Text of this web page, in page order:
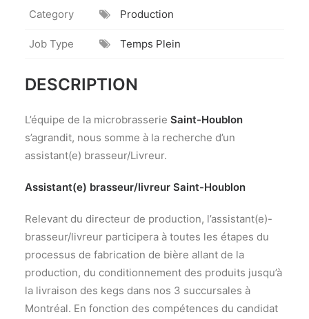
Category Production
Job Type Temps Plein
DESCRIPTION
L’équipe de la microbrasserie Saint-Houblon
s’agrandit, nous somme à la recherche d’un
assistant(e) brasseur/Livreur.
Assistant(e) brasseur/livreur Saint-Houblon
Relevant du directeur de production, l’assistant(e)-
brasseur/livreur participera à toutes les étapes du
processus de fabrication de bière allant de la
production, du conditionnement des produits jusqu’à
la livraison des kegs dans nos 3 succursales à
Montréal. En fonction des compétences du candidat